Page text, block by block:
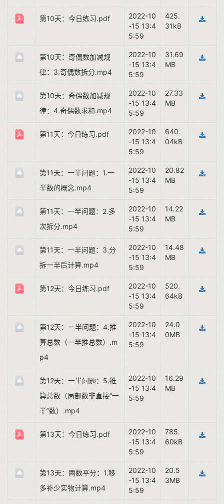
第10天：今日练习.pdf
2022-10
-15 13:4
5:59
425.
31kB
第10天：奇偶数加减规
律：3.奇偶数拆分.mp4
2022-10
-15 13:4
5:59
31.69
MB
第10天：奇偶数加减规
律：4.奇偶数求和.mp4
2022-10
-15 13:4
5:59
27.33
MB
第11天：今日练习.pdf
2022-10
-15 13:4
5:59
640.
04kB
第11天：一半问题：1.一
半数的概念.mp4
2022-10
-15 13:4
5:59
20.82
MB
第11天：一半问题：2.多
次拆分.mp4
2022-10
-15 13:4
5:59
14.22
MB
第11天：一半问题：3.分
拆一半后计算.mp4
2022-10
-15 13:4
5:59
14.48
MB
第12天：今日练习.pdf
2022-10
-15 13:4
5:59
520.
64kB
第12天：一半问题：4.推
算总数（一半推总数）.m
p4
2022-10
-15 13:4
5:59
24.0
0MB
第12天：一半问题：5.推
算总数（局部数非直接“一
半”数）.mp4
2022-10
-15 13:4
5:59
16.29
MB
第13天：今日练习.pdf
2022-10
-15 13:4
5:59
785.
60kB
第13天：两数平分：1.移
多补少实物计算.mp4
2022-10
-15 13:4
5:59
20.5
3MB